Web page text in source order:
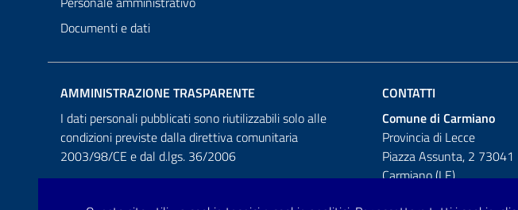
Documenti e dati
AMMINISTRAZIONE TRASPARENTE
I dati personali pubblicati sono riutilizzabili solo alle
condizioni previste dalla direttiva comunitaria
2003/98/CE e dal d.lgs. 36/2006
CONTATTI
Comune di Carmiano
Provincia di Lecce
Piazza Assunta, 2 73041
Carmiano (LE)